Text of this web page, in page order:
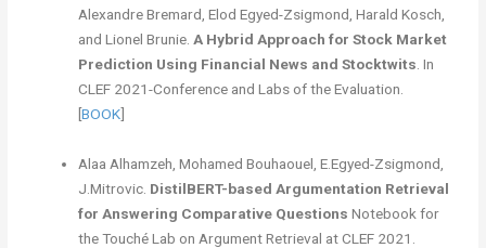
Alexandre Bremard, Elod Egyed-Zsigmond, Harald Kosch,
and Lionel Brunie.A Hybrid Approach for Stock Market
Prediction Using Financial News and Stocktwits. In
CLEF 2021-Conference and Labs of the Evaluation.
[BOOK]
Alaa Alhamzeh, Mohamed Bouhaouel, E.Egyed-Zsigmond,
J.Mitrovic. DistilBERT-based Argumentation Retrieval
for Answering Comparative QuestionsNotebook for
the Touché Lab on Argument Retrieval at CLEF 2021.